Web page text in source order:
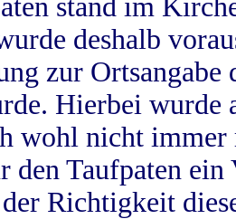
stand im
deshalb
zur
Hierbei wurde
wohl nicht
den Taufpaten
Richtigkeit